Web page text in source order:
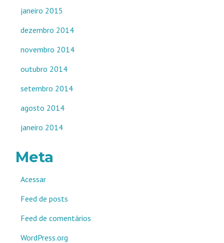
janeiro 2015
dezembro 2014
novembro 2014
outubro 2014
setembro 2014
agosto 2014
janeiro 2014
Meta
Acessar
Feed de posts
Feed de comentários
WordPress.org